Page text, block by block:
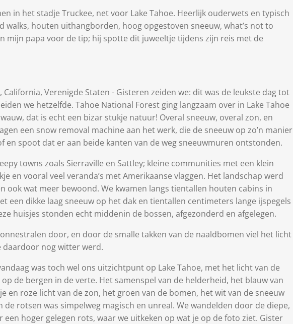
in het stadje Truckee, net voor Lake Tahoe. Heerlijk ouderwets en typisch
walks, houten uithangborden, hoog opgestoven sneeuw, what’s not to
mijn papa voor de tip; hij spotte dit juweeltje tijdens zijn reis met de
California, Verenigde Staten - Gisteren zeiden we: dit was de leukste dag tot
we hetzelfde. Tahoe National Forest ging langzaam over in Lake Tahoe
dat is echt een bizar stukje natuur! Overal sneeuw, overal zon, en
een snow removal machine aan het werk, die de sneeuw op zo’n manier
en spoot dat er aan beide kanten van de weg sneeuwmuren ontstonden.
towns zoals Sierraville en Sattley; kleine communities met een klein
en vooral veel veranda’s met Amerikaanse vlaggen. Het landschap werd
ook wat meer bewoond. We kwamen langs tientallen houten cabins in
een dikke laag sneeuw op het dak en tientallen centimeters lange ijspegels
huisjes stonden echt middenin de bossen, afgezonderd en afgelegen.
door, en door de smalle takken van de naaldbomen viel het licht
daardoor nog witter werd.
was toch wel ons uitzichtpunt op Lake Tahoe, met het licht van de
de bergen in de verte. Het samenspel van de helderheid, het blauw van
en roze licht van de zon, het groen van de bomen, het wit van de sneeuw
de rotsen was simpelweg magisch en unreal. We wandelden door de diepe,
een hoger gelegen rots, waar we uitkeken op wat je op de foto ziet. Gister